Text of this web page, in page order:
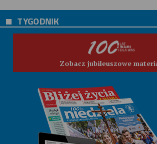
TYGODNIK
Zobacz jubileuszowe